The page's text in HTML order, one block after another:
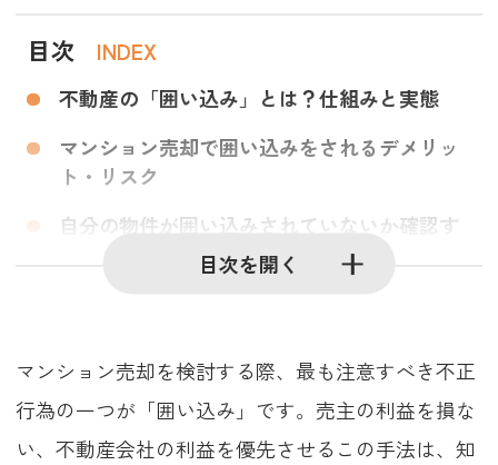
目次
不動産の「囲い込み」とは？仕組みと実態
マンション売却で囲い込みをされるデメリッ
ト・リスク
自分の物件が囲い込みされていないか確認す
不動産の囲い込みに関するよくある質問
目次を開く
マンション売却を検討する際、最も注意すべき不正
行為の一つが「囲い込み」です。売主の利益を損な
い、不動産会社の利益を優先させるこの手法は、知